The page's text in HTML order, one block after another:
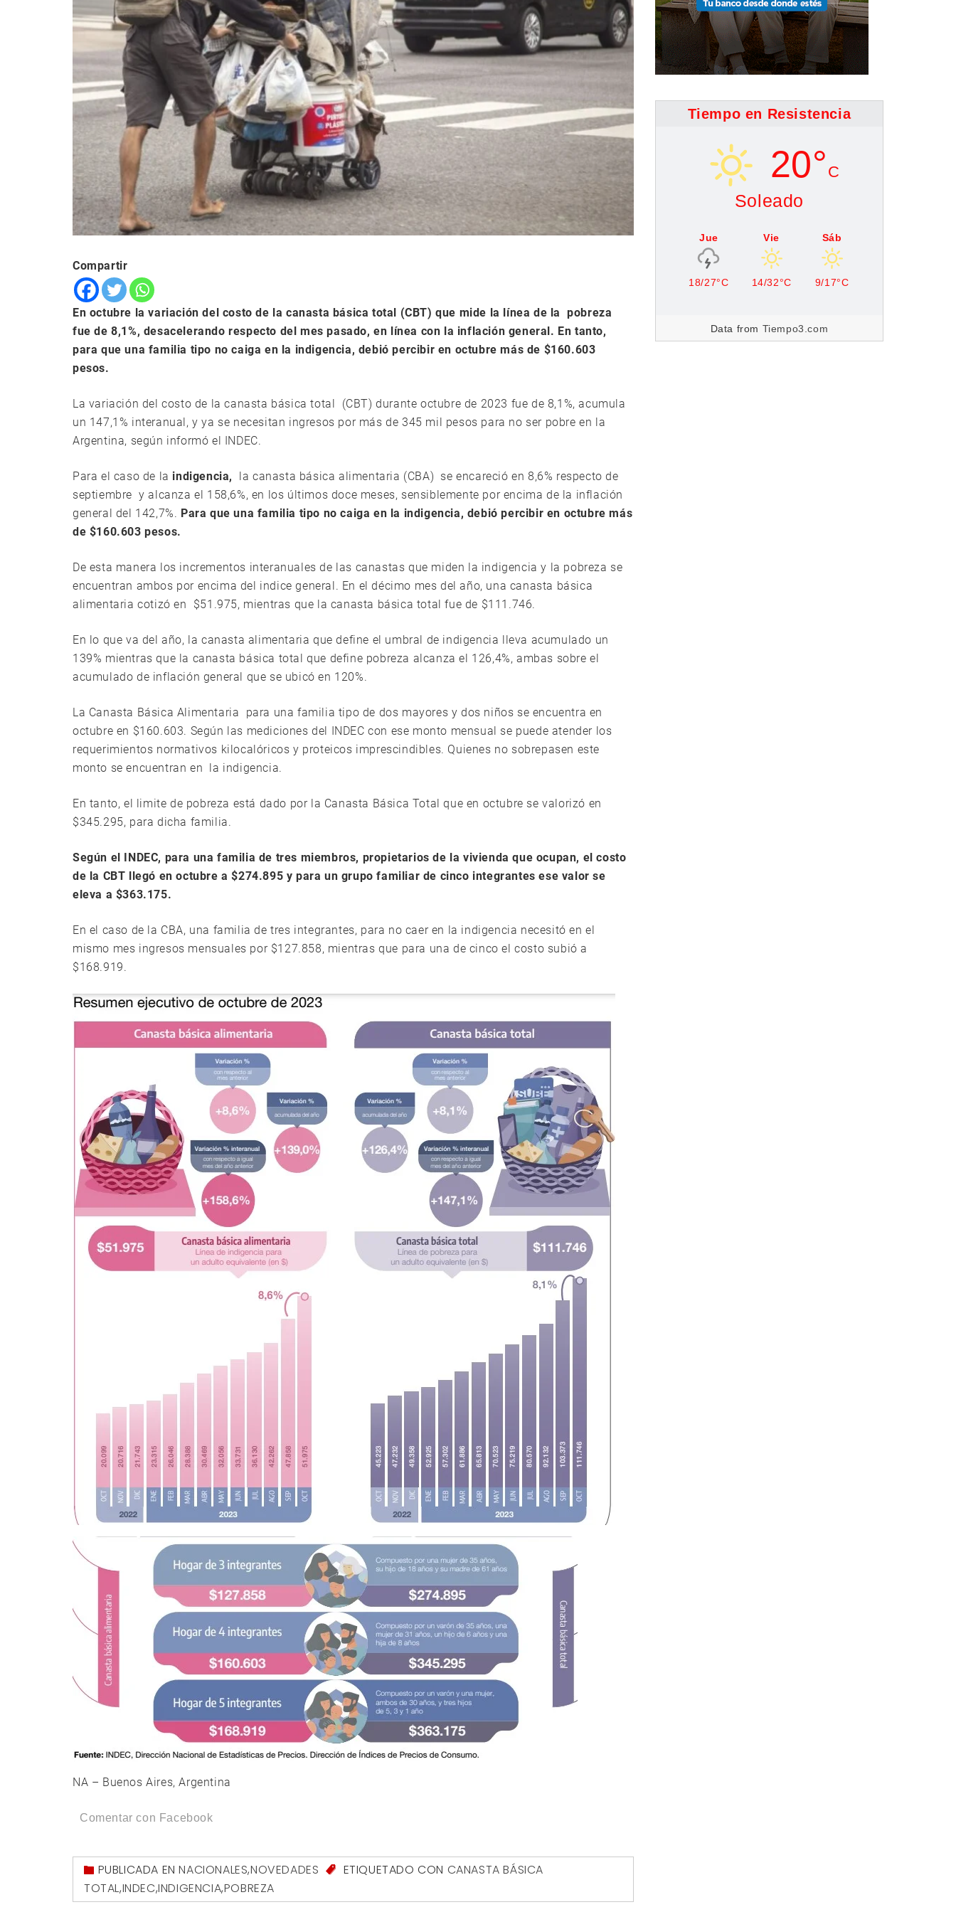
Compartir
En octubre la variación del costo de la canasta básica total (CBT) que mide la línea de la pobreza
fue de 8,1%, desacelerando respecto del mes pasado, en línea con la inflación general. En tanto,
para que una familia tipo no caiga en la indigencia, debió percibir en octubre más de $160.603
pesos.
La variación del costo de la canasta básica total (CBT) durante octubre de 2023 fue de 8,1%, acumula
un 147,1% interanual, y ya se necesitan ingresos por más de 345 mil pesos para no ser pobre en la
Argentina, según informó el INDEC.
Para el caso de la indigencia,
la canasta básica alimentaria (CBA) se encareció en 8,6% respecto de
septiembre y alcanza el 158,6%, en los últimos doce meses, sensiblemente por encima de la inflación
general del 142,7%. Para que una familia tipo no caiga en la indigencia, debió percibir en octubre más
de $160.603 pesos.
De esta manera los incrementos interanuales de las canastas que miden la indigencia y la pobreza se
encuentran ambos por encima del indice general. En el décimo mes del año, una canasta básica
alimentaria cotizó en $51.975, mientras que la canasta básica total fue de $111.746.
En lo que va del año, la canasta alimentaria que define el umbral de indigencia lleva acumulado un
139% mientras que la canasta básica total que define pobreza alcanza el 126,4%, ambas sobre el
acumulado de inflación general que se ubicó en 120%.
La Canasta Básica Alimentaria para una familia tipo de dos mayores y dos niños se encuentra en
octubre en $160.603. Según las mediciones del INDEC con ese monto mensual se puede atender los
requerimientos normativos kilocalóricos y proteicos imprescindibles. Quienes no sobrepasen este
monto se encuentran en la indigencia.
En tanto, el limite de pobreza está dado por la Canasta Básica Total que en octubre se valorizó en
$345.295, para dicha familia.
Según el INDEC, para una familia de tres miembros, propietarios de la vivienda que ocupan, el costo
de la CBT llegó en octubre a $274.895 y para un grupo familiar de cinco integrantes ese valor se
eleva a $363.175.
En el caso de la CBA, una familia de tres integrantes, para no caer en la indigencia necesitó en el
mismo mes ingresos mensuales por $127.858, mientras que para una de cinco el costo subió a
$168.919.
NA – Buenos Aires, Argentina
Comentar con Facebook
PUBLICADA ENNACIONALES,NOVEDADES ETIQUETADO CON CANASTA BÁSICA
TOTAL,INDEC,INDIGENCIA,POBREZA
Tiempo en Resistencia
20° C
Soleado
Jue
18/27°C
Vie
14/32°C
Sáb
9/17°C
Data from Tiempo3.com